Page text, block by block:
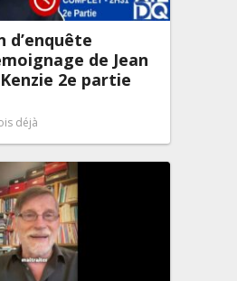
d’enquête
de Jean
2e partie
déjà